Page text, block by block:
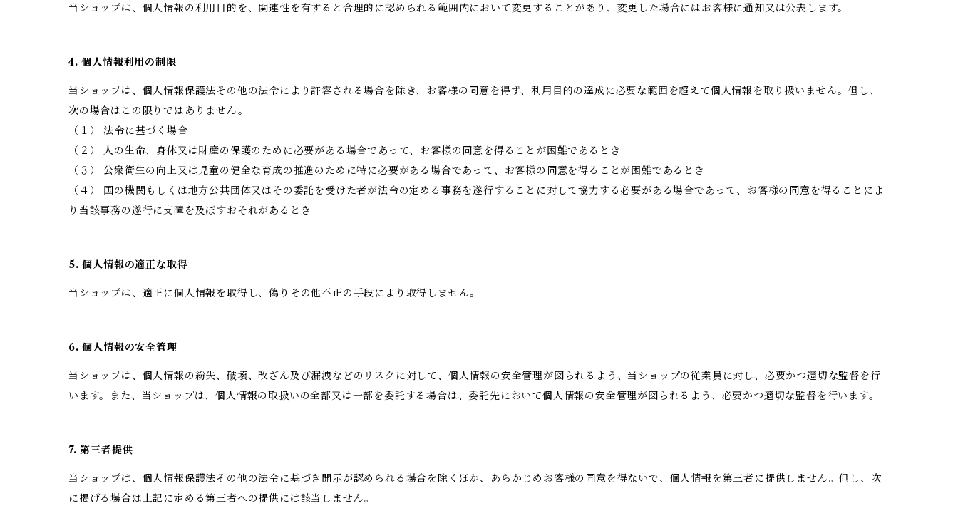
当ショップは、個人情報の利用目的を、関連性を有すると合理的に認められる範囲内において変更することがあり、変更した場合にはお客様に通知又は公表します。
4. 個人情報利用の制限
当ショップは、個人情報保護法その他の法令により許容される場合を除き、お客様の同意を得ず、利用目的の達成に必要な範囲を超えて個人情報を取り扱いません。但し、
次の場合はこの限りではありません。
（１） 法令に基づく場合
（２） 人の生命、身体又は財産の保護のために必要がある場合であって、お客様の同意を得ることが困難であるとき
（３） 公衆衛生の向上又は児童の健全な育成の推進のために特に必要がある場合であって、お客様の同意を得ることが困難であるとき
（４） 国の機関もしくは地方公共団体又はその委託を受けた者が法令の定める事務を遂行することに対して協力する必要がある場合であって、お客様の同意を得ることによ
り当該事務の遂行に支障を及ぼすおそれがあるとき
5. 個人情報の適正な取得
当ショップは、適正に個人情報を取得し、偽りその他不正の手段により取得しません。
6. 個人情報の安全管理
当ショップは、個人情報の紛失、破壊、改ざん及び漏洩などのリスクに対して、個人情報の安全管理が図られるよう、当ショップの従業員に対し、必要かつ適切な監督を行
います。また、当ショップは、個人情報の取扱いの全部又は一部を委託する場合は、委託先において個人情報の安全管理が図られるよう、必要かつ適切な監督を行います。
7. 第三者提供
当ショップは、個人情報保護法その他の法令に基づき開示が認められる場合を除くほか、あらかじめお客様の同意を得ないで、個人情報を第三者に提供しません。但し、次
に掲げる場合は上記に定める第三者への提供には該当しません。